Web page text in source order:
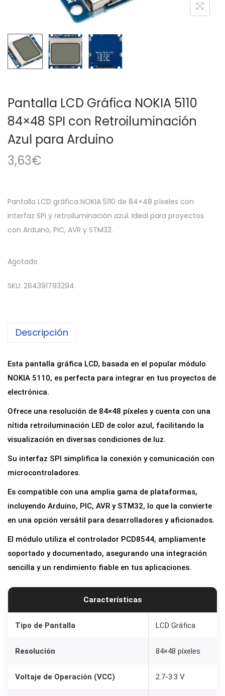
a
i
ó
n
i
o
Pantalla LCD Gráfica NOKIA 5110
84×48 SPI con Retroiluminación
Azul para Arduino
3,63€
Pantalla LCD gráfica NOKIA 5110 de 84×48 píxeles con
interfaz SPI y retroiluminación azul. Ideal para proyectos
con Arduino, PIC, AVR y STM32.
Agotado
SKU: 264391793294
Descripción
Esta pantalla gráfica LCD, basada en el popular módulo
NOKIA 5110, es perfecta para integrar en tus proyectos de
electrónica.
Ofrece una resolución de 84×48 píxeles y cuenta con una
nítida retroiluminación LED de color azul, facilitando la
visualización en diversas condiciones de luz.
Su interfaz SPI simplifica la conexión y comunicación con
microcontroladores.
Es compatible con una amplia gama de plataformas,
incluyendo Arduino, PIC, AVR y STM32, lo que la convierte
en una opción versátil para desarrolladores y aficionados.
El módulo utiliza el controlador PCD8544, ampliamente
soportado y documentado, asegurando una integración
sencilla y un rendimiento fiable en tus aplicaciones.
Características
Tipo de Pantalla LCD Gráfica
Resolución 84×48 píxeles
Voltaje de Operación (VCC) 2.7-3.3 V